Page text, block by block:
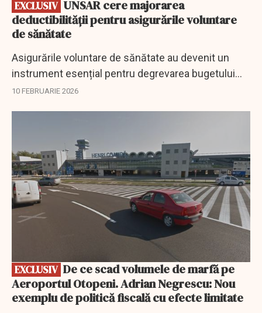
EXCLUSIV
deductibilității pentru asigurările voluntare
de sănătate
Asigurările voluntare de sănătate au devenit un
instrument esențial pentru degrevarea bugetului
public și pentru creșterea accesului la servicii
10 FEBRUARIE 2026
EXCLUSIV
Aeroportul Otopeni. Adrian Negrescu: Nou
exemplu de politică fiscală cu efecte limitate